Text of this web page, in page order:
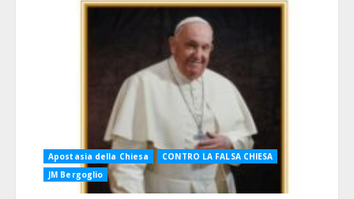
Apostasia della Chiesa
CONTRO LA FALSA CHIESA
JM Bergoglio